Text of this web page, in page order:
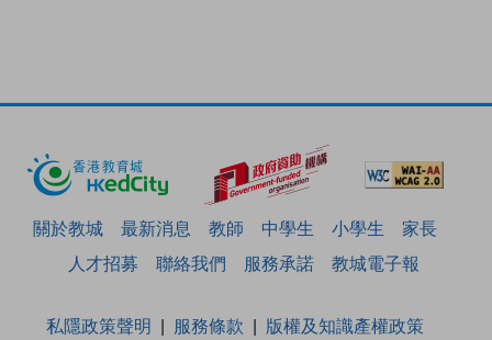
關於教城 最新消息 教師 中學生 小學生
家長
人才招募
聯絡我們 服務承諾 教城電子報
私隱政策聲明 服務條款
版權及知識產權政策